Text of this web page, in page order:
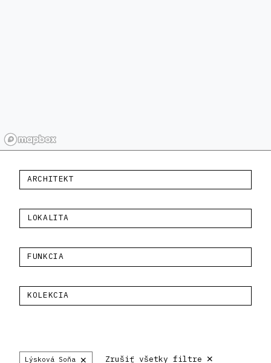
ARCHITEKT
LOKALITA
FUNKCIA
KOLEKCIA
Lýsková Soňa × Zrušiť všetky filtre ×